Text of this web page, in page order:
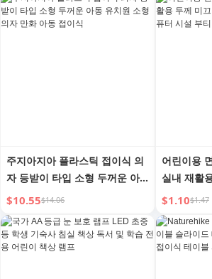
주지아지아 플라스틱 접이식 의
자 등받이 타입 소형 두꺼운 아
동 유치원 소형 의자 만화 아동
접이식
$10.55$14.06
어린이용
실내 재활
밑창 초등
성인용
$1.10$1.47